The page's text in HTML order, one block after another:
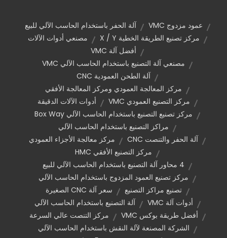
عمود مزدوج VMC
آلة الحفر باستخدام الحاسب الآلي للبيع
مركز تصنيع الطريقة الخطية X / Y
مصنعي أدوات الآلات
أفضل آلة VMC
مصنعي آلة التصنيع باستخدام الحاسب الآلي VMC
آلة الطحن العمودية CNC
مركز المعالجة العمودي ومركز المعالجة الأفقي
مركز التصنيع العمودي VMC
أدوات الآلات الدقيقة
مركز تصنيع التصنيع باستخدام الحاسب الآلي Box Way
مراكز التصنيع باستخدام الحاسب الآلي
آلة الحفر والتنصت CNC
مركز معالجة الأجزاء العمودي
مركز التصنيع الأفقي HMC
4 محاور آلة التصنيع باستخدام الحاسب الآلي للبيع
مركز تصنيع العمود المزدوج باستخدام الحاسب الآلي
تصنيع مراكز التصنيع
سعر آلة CNC الصغيرة
أدوات آلة VMC
آلة التصنيع باستخدام الحاسب الآلي
أفضل طريقة بوكس VMC
مركز التنصت عالي السرعة
الشركة المصنعة لآلة النقش باستخدام الحاسب الآلي